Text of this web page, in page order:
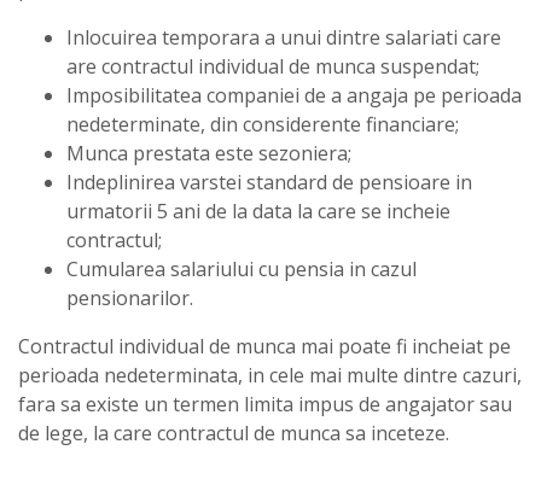
Inlocuirea temporara a unui dintre salariati care
are contractul individual de munca suspendat;
Imposibilitatea companiei de a angaja pe perioada
nedeterminate, din considerente financiare;
Munca prestata este sezoniera;
Indeplinirea varstei standard de pensioare in
urmatorii 5 ani de la data la care se incheie
contractul;
Cumularea salariului cu pensia in cazul
pensionarilor.
Contractul individual de munca mai poate fi incheiat pe
perioada nedeterminata, in cele mai multe dintre cazuri,
fara sa existe un termen limita impus de angajator sau
de lege, la care contractul de munca sa inceteze.